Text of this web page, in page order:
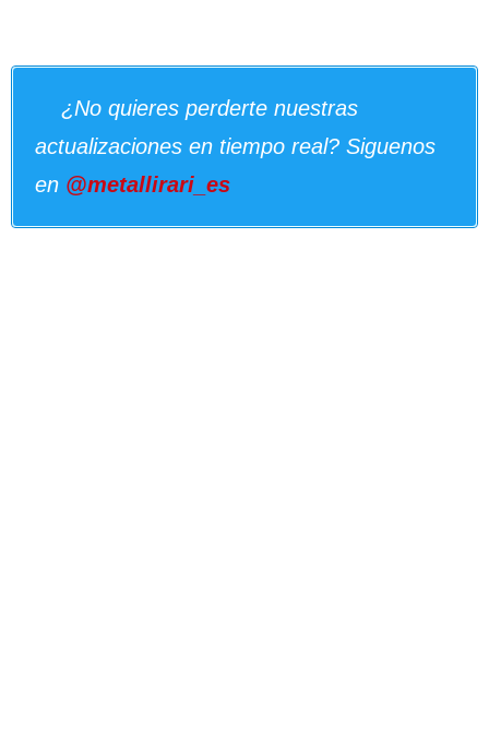
¿No quieres perderte nuestras
actualizaciones en tiempo real? Siguenos
en @metallirari_es